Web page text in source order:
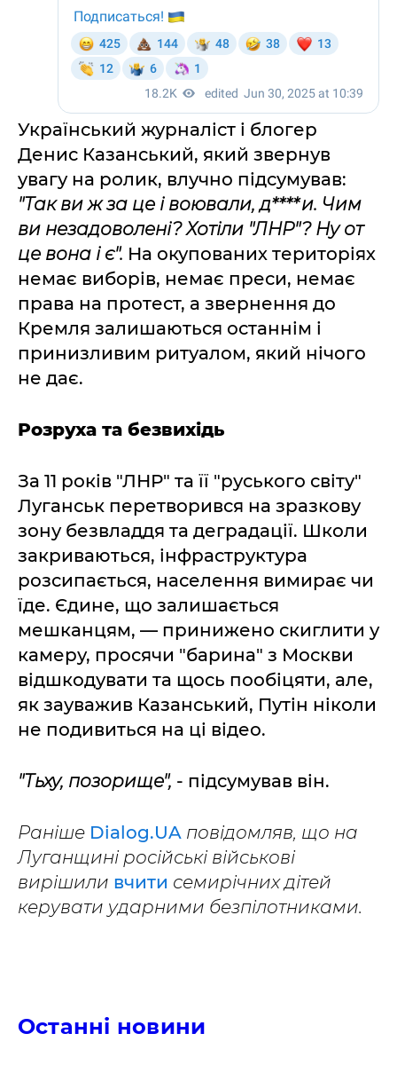
Український журналіст і блогер
Денис Казанський, який звернув
увагу на ролик, влучно підсумував:
"Так ви ж за це і воювали, д****и. Чим
ви незадоволені? Хотіли "ЛНР"? Ну от
це вона і є". На окупованих територіях
немає виборів, немає преси, немає
права на протест, а звернення до
Кремля залишаються останнім і
принизливим ритуалом, який нічого
не дає.
Розруха та безвихідь
За 11 років "ЛНР" та її "руського світу"
Луганськ перетворився на зразкову
зону безвладдя та деградації. Школи
закриваються, інфраструктура
розсипається, населення вимирає чи
їде. Єдине, що залишається
мешканцям, — принижено скиглити у
камеру, просячи "барина" з Москви
відшкодувати та щось пообіцяти, але,
як зауважив Казанський, Путін ніколи
не подивиться на ці відео.
"Тьху, позорище", - підсумував він.
Раніше Dialog.UA повідомляв, що на
Луганщині російські військові
вирішили вчити семирічних дітей
керувати ударними безпілотниками.
Останні новини